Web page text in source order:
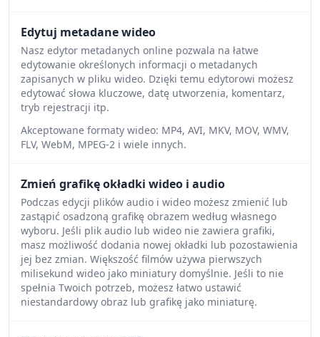
Edytuj metadane wideo
Nasz edytor metadanych online pozwala na łatwe
edytowanie określonych informacji o metadanych
zapisanych w pliku wideo. Dzięki temu edytorowi możesz
edytować słowa kluczowe, datę utworzenia, komentarz,
tryb rejestracji itp.
Akceptowane formaty wideo: MP4, AVI, MKV, MOV, WMV,
FLV, WebM, MPEG-2 i wiele innych.
Zmień grafikę okładki wideo i audio
Podczas edycji plików audio i wideo możesz zmienić lub
zastąpić osadzoną grafikę obrazem według własnego
wyboru. Jeśli plik audio lub wideo nie zawiera grafiki,
masz możliwość dodania nowej okładki lub pozostawienia
jej bez zmian. Większość filmów używa pierwszych
milisekund wideo jako miniatury domyślnie. Jeśli to nie
spełnia Twoich potrzeb, możesz łatwo ustawić
niestandardowy obraz lub grafikę jako miniaturę.